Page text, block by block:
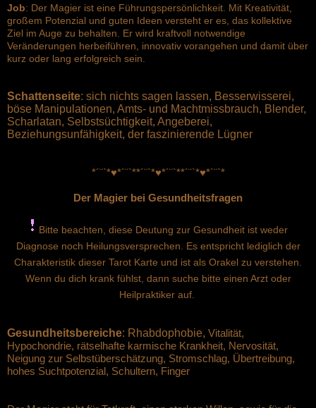
Job: Der Magier ist eine Führungspersönlichkeit. Mit Kreativität,
großem Potenzial und guten Ideen versteht er es, das kollektive
Ziel im Auge zu behalten. Er wird kraftvoll notwendige
Veränderungen herbeiführen, innovativ vorangehen und damit über
kurz oder lang erfolgreich sein.
Schattenseite: sich nichts sagen lassen, Besserwisserei,
böse Manipulationen, Amts- und Machtmissbrauch, Blender,
Scharlatan, Selbstsüchtigkeit, Angeberei,
Beziehungsunfähigkeit, der faszinierende Lügner
*´¨`*♥*´¨`**´¨`*♥*´¨`**´¨`*♥*´¨`*
Der Magier bei Gesundheitsfragen
Bitte beachten, diese Deutung zur Gesundheit ist weder
Diagnose noch Heilungsversprechen. Es entspricht lediglich der
Charakteristik dieser Tarot Karte und ist als Orakel zu verstehen.
Wenn du dich krank fühlst, dann suche bitte einen Arzt oder
Heilpraktiker auf.
Gesundheitsbereiche: Rhabdophobie, Vitalität,
Hypochondrie, rätselhafte karmische Krankheit, Nervosität,
Neigung zur Selbstüberschätzung, Stromschlag, Übertreibung,
hohes Suchtpotenzial, Schultern, Finger